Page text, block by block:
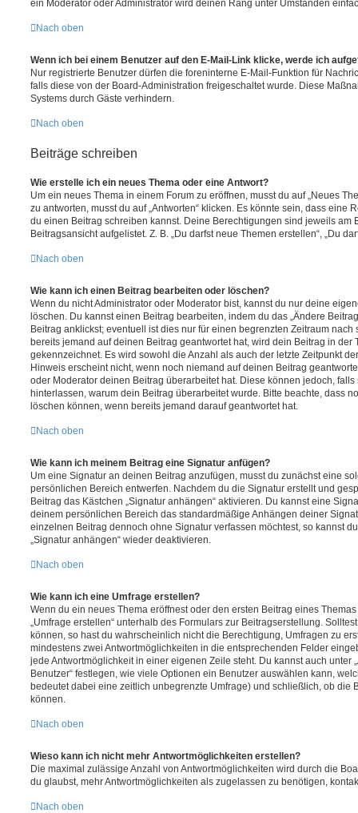
ein Moderator oder Administrator wird deinen Rang unter Umständen
Nach oben
Wenn ich bei einem Benutzer auf den E-Mail-Link klicke, werde ich
Nur registrierte Benutzer dürfen die foreninterne E-Mail-Funktion für
falls diese von der Board-Administration freigeschaltet wurde. Diese
Systems durch Gäste verhindern.
Nach oben
Beiträge schreiben
Wie erstelle ich ein neues Thema oder eine Antwort?
Um ein neues Thema in einem Forum zu eröffnen, musst du auf „Neues
zu antworten, musst du auf „Antworten“ klicken. Es könnte sein, dass eine
du einen Beitrag schreiben kannst. Deine Berechtigungen sind jeweils am
Beitragsansicht aufgelistet. Z. B. „Du darfst neue Themen erstellen“, „Du
Nach oben
Wie kann ich einen Beitrag bearbeiten oder löschen?
Wenn du nicht Administrator oder Moderator bist, kannst du nur deine
löschen. Du kannst einen Beitrag bearbeiten, indem du das „Ändere
Beitrag anklickst; eventuell ist dies nur für einen begrenzten Zeitraum
bereits jemand auf deinen Beitrag geantwortet hat, wird dein Beitrag in der
gekennzeichnet. Es wird sowohl die Anzahl als auch der letzte Zeitpunkt
Hinweis erscheint nicht, wenn noch niemand auf deinen Beitrag
oder Moderator deinen Beitrag überarbeitet hat. Diese können jedoch,
hinterlassen, warum dein Beitrag überarbeitet wurde. Bitte beachte, dass
löschen können, wenn bereits jemand darauf geantwortet hat.
Nach oben
Wie kann ich meinem Beitrag eine Signatur anfügen?
Um eine Signatur an deinen Beitrag anzufügen, musst du zunächst eine
persönlichen Bereich entwerfen. Nachdem du die Signatur erstellt und
Beitrag das Kästchen „Signatur anhängen“ aktivieren. Du kannst eine
deinem persönlichen Bereich das standardmäßige Anhängen deiner
einzelnen Beitrag dennoch ohne Signatur verfassen möchtest, so kannst
„Signatur anhängen“ wieder deaktivieren.
Nach oben
Wie kann ich eine Umfrage erstellen?
Wenn du ein neues Thema eröffnest oder den ersten Beitrag eines
„Umfrage erstellen“ unterhalb des Formulars zur Beitragserstellung.
können, so hast du wahrscheinlich nicht die Berechtigung, Umfragen zu
mindestens zwei Antwortmöglichkeiten in die entsprechenden Felder
jede Antwortmöglichkeit in einer eigenen Zeile steht. Du kannst auch unter
Benutzer“ festlegen, wie viele Optionen ein Benutzer auswählen kann,
bedeutet dabei eine zeitlich unbegrenzte Umfrage) und schließlich, ob die
können.
Nach oben
Wieso kann ich nicht mehr Antwortmöglichkeiten erstellen?
Die maximal zulässige Anzahl von Antwortmöglichkeiten wird durch die
du glaubst, mehr Antwortmöglichkeiten als zugelassen zu benötigen,
Nach oben